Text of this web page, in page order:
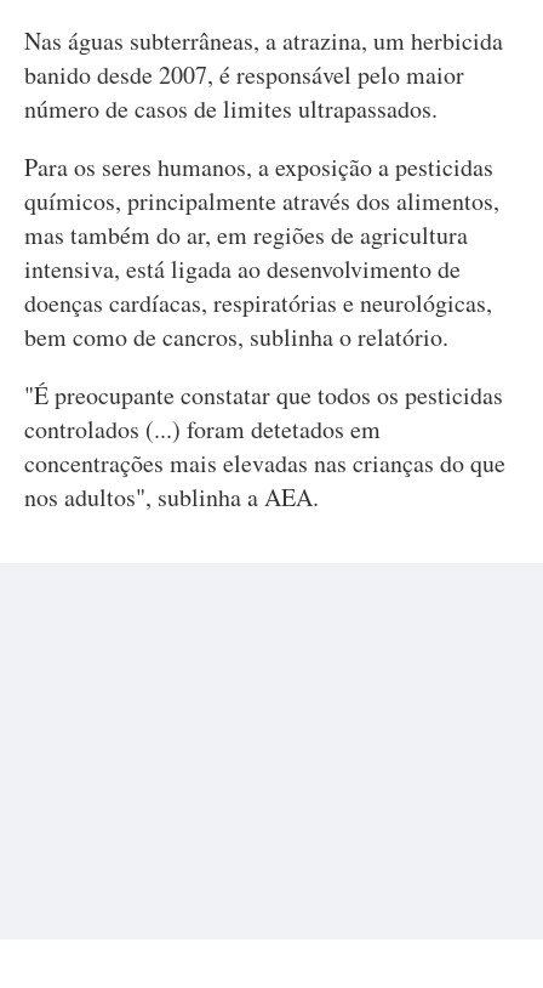
Nas águas subterrâneas, a atrazina, um herbicida
banido desde 2007, é responsável pelo maior
número de casos de limites ultrapassados.
Para os seres humanos, a exposição a pesticidas
químicos, principalmente através dos alimentos,
mas também do ar, em regiões de agricultura
intensiva, está ligada ao desenvolvimento de
doenças cardíacas, respiratórias e neurológicas,
bem como de cancros, sublinha o relatório.
"É preocupante constatar que todos os pesticidas
controlados (...) foram detetados em
concentrações mais elevadas nas crianças do que
nos adultos", sublinha a AEA.